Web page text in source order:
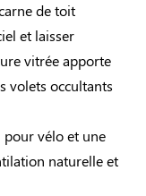
de toit
et laisser
vitrée apporte
volets occultants
pour vélo et une
naturelle et